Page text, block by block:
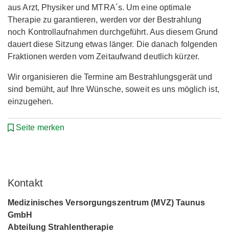
aus Arzt, Physiker und MTRA´s. Um eine optimale
Therapie zu garantieren, werden vor der Bestrahlung
noch Kontrollaufnahmen durchgeführt. Aus diesem Grund
dauert diese Sitzung etwas länger. Die danach folgenden
Fraktionen werden vom Zeitaufwand deutlich kürzer.
Wir organisieren die Termine am Bestrahlungsgerät und
sind bemüht, auf Ihre Wünsche, soweit es uns möglich ist,
einzugehen.
Seite merken
Kontakt
Medizinisches Versorgungszentrum (MVZ) Taunus
GmbH
Abteilung Strahlentherapie